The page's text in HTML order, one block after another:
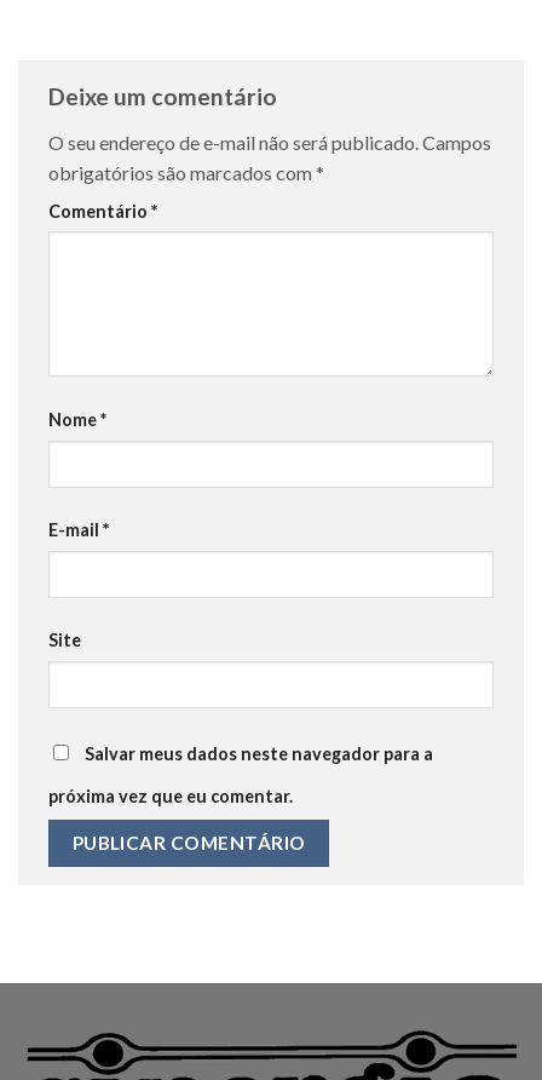
Deixe um comentário
O seu endereço de e-mail não será publicado. Campos
obrigatórios são marcados com *
Comentário *
Nome*
E-mail *
Site
Salvar meus dados neste navegador para a
próxima vez que eu comentar.